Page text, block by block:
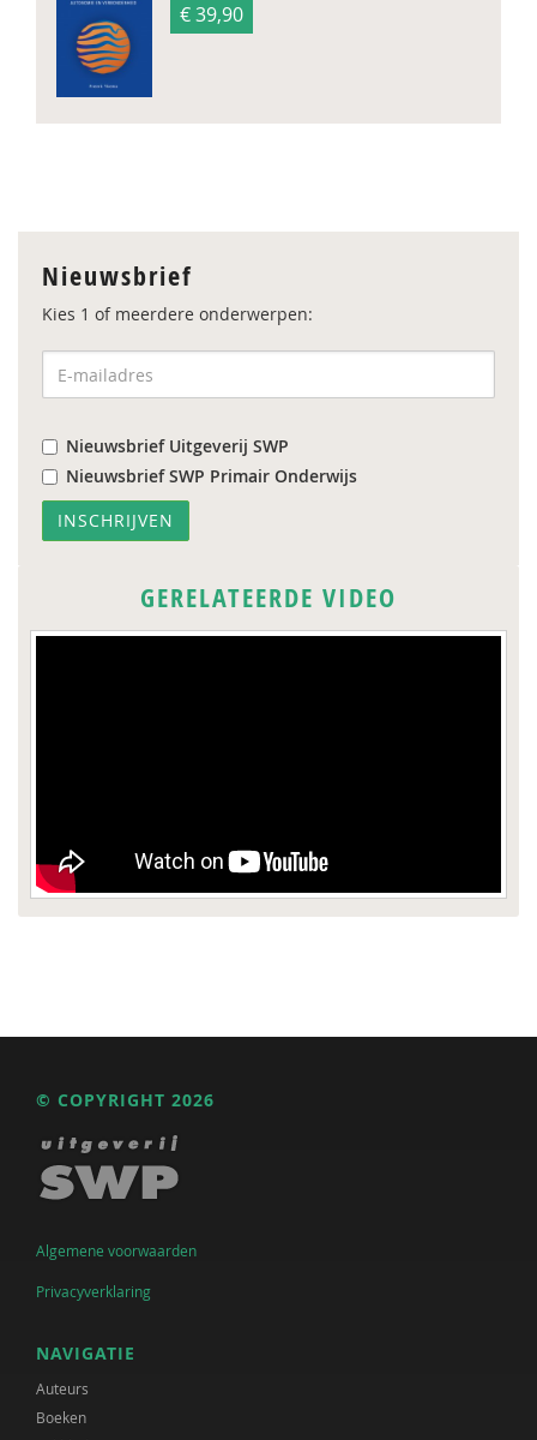
€ 39,90
Nieuwsbrief
Kies 1 of meerdere onderwerpen:
Nieuwsbrief Uitgeverij SWP
Nieuwsbrief SWP Primair Onderwijs
GERELATEERDE VIDEO
© COPYRIGHT 2026
Algemene voorwaarden
Privacyverklaring
NAVIGATIE
Auteurs
Boeken